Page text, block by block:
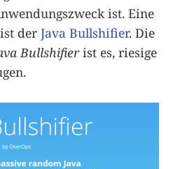
ist. Eine
der Java Bullshifier. Die
Bullshifierist es, riesige